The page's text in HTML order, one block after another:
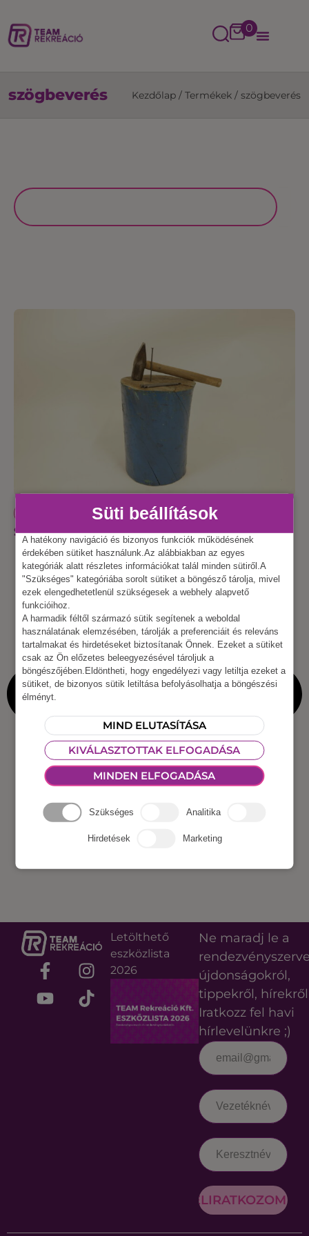
0
szögbeverés Kezdőlap / Termékek / szögbeverés
Szögbeverés
Letölthető
eszközlista
2026
Ne maradj le a
újdonságokról,
tippekről,
Iratkozz fel havi
hírlevelünkre ;)
FELIRATKOZOM
Süti beállítások
A hatékony navigáció és bizonyos funkciók működésének
érdekében sütiket használunk.Az alábbiakban az egyes
kategóriák alatt részletes információkat talál minden sütiről.A
"Szükséges" kategóriába sorolt sütiket a böngésző tárolja, mivel
ezek elengedhetetlenül szükségesek a webhely alapvető
funkcióihoz.
A harmadik féltől származó sütik segítenek a weboldal
használatának elemzésében, tárolják a preferenciáit és releváns
tartalmakat és hirdetéseket biztosítanak Önnek. Ezeket a sütiket
csak az Ön előzetes beleegyezésével tároljuk a
böngészőjében.Eldöntheti, hogy engedélyezi vagy letiltja ezeket a
sütiket, de bizonyos sütik letiltása befolyásolhatja a böngészési
élményt.
MIND ELUTASÍTÁSA
KIVÁLASZTOTTAK ELFOGADÁSA
MINDEN ELFOGADÁSA
Szükséges Analitika
Hirdetések Marketing